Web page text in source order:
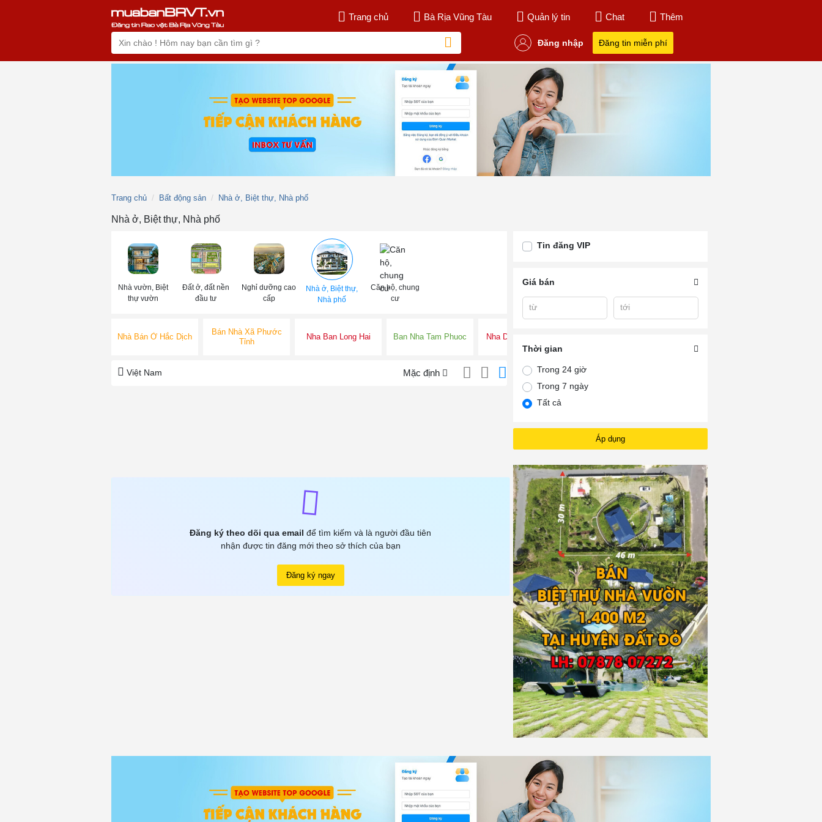
Trang chủ Bà Rịa Vũng Tàu Quản lý tin Chat Thêm
Đăng nhập Đăng tin miễn phí
Trang chủ Bất động sản Nhà ở, Biệt thự, Nhà phố
Nhà ở, Biệt thự, Nhà phố
Nhà vườn, Biệt
thự vườn
Đất ở, đất nền
đầu tư
Nghỉ dưỡng cao
cấp
Nhà ở, Biệt thự,
Nhà phố
Căn hộ, chung
cư
Nhà Bán Ở Hắc Dịch
Bán Nhà Xã Phước
Tỉnh
Nha Ban Long Hai Ban Nha Tam Phuoc Nha Dat Tam Phuoc
Việt Nam Mặc định
Đăng ký theo dõi qua email để tìm kiếm và là người đầu tiên
nhận được tin đăng mới theo sở thích của bạn
Đăng ký ngay
Tin đăng VIP
Giá bán
từ tới
Thời gian
Trong 24 giờ
Trong 7 ngày
Tất cả
Áp dụng